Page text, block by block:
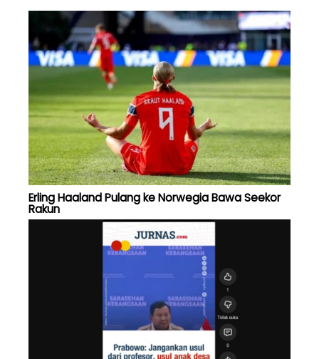
Erling Haaland Pulang ke Norwegia Bawa Seekor
Rakun